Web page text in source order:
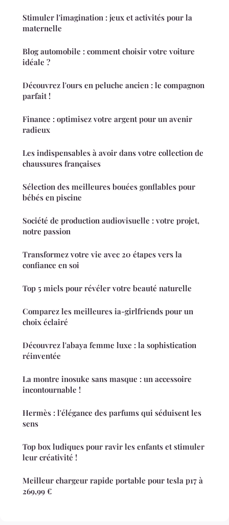
Stimuler l'imagination : jeux et activités pour la
maternelle
Blog automobile : comment choisir votre voiture
idéale ?
Découvrez l'ours en peluche ancien : le compagnon
parfait !
Finance : optimisez votre argent pour un avenir
radieux
Les indispensables à avoir dans votre collection de
chaussures françaises
Sélection des meilleures bouées gonflables pour
bébés en piscine
Société de production audiovisuelle : votre projet,
notre passion
Transformez votre vie avec 20 étapes vers la
confiance en soi
Top 5 miels pour révéler votre beauté naturelle
Comparez les meilleures ia-girlfriends pour un
choix éclairé
Découvrez l'abaya femme luxe : la sophistication
réinventée
La montre inosuke sans masque : un accessoire
incontournable !
Hermès : l'élégance des parfums qui séduisent les
sens
Top box ludiques pour ravir les enfants et stimuler
leur créativité !
Meilleur chargeur rapide portable pour tesla p17 à
269,99 €